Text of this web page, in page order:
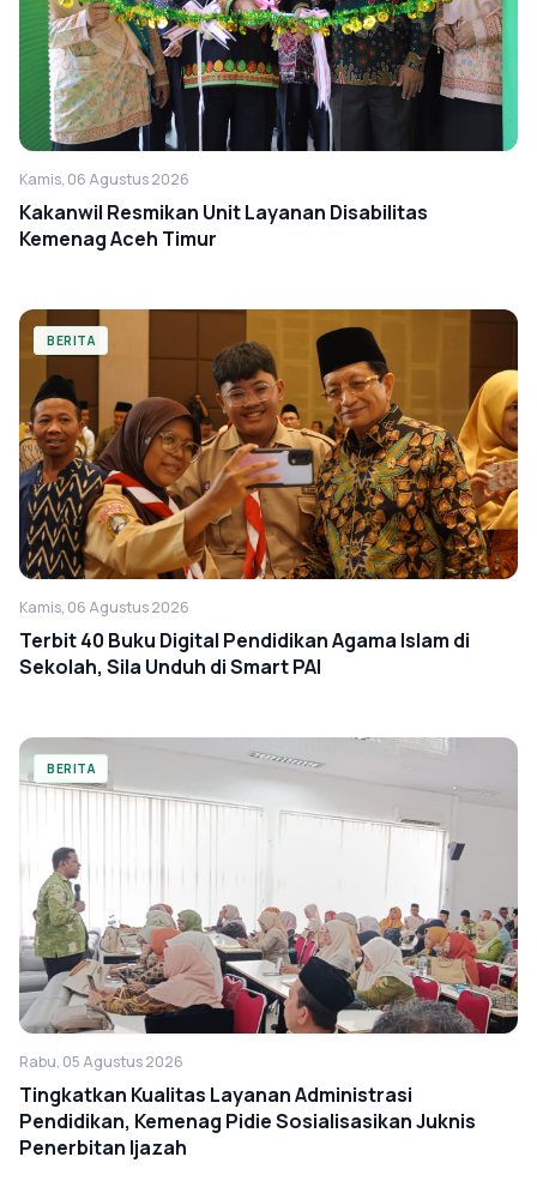
Kamis, 06 Agustus 2026
Kakanwil Resmikan Unit Layanan Disabilitas
Kemenag Aceh Timur
BERITA
Kamis, 06 Agustus 2026
Terbit 40 Buku Digital Pendidikan Agama Islam di
Sekolah, Sila Unduh di Smart PAI
BERITA
Rabu, 05 Agustus 2026
Tingkatkan Kualitas Layanan Administrasi
Pendidikan, Kemenag Pidie Sosialisasikan Juknis
Penerbitan Ijazah